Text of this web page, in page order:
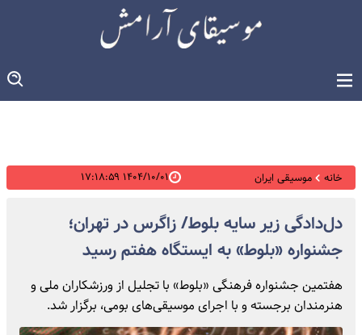
خانه موسیقی ایران ۱۴۰۴/۱۰/۰۱ ۱۷:۱۸:۵۹
دل‌دادگی زیر سایه بلوط/ زاگرس در تهران؛
جشنواره «بلوط» به ایستگاه هفتم رسید
هفتمین جشنواره فرهنگی «بلوط» با تجلیل از ورزشکاران ملی و
هنرمندان برجسته و با اجرای موسیقی‌های بومی، برگزار شد.